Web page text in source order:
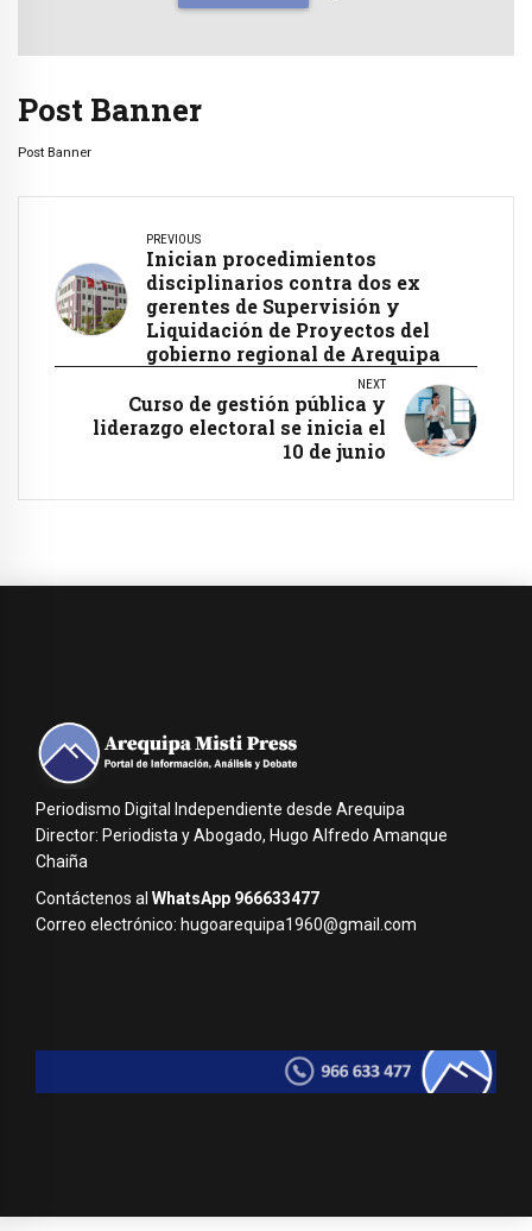
Post Banner
Post Banner
PREVIOUS
Inician procedimientos
disciplinarios contra dos ex
gerentes de Supervisión y
Liquidación de Proyectos del
gobierno regional de Arequipa
NEXT
Curso de gestión pública y
liderazgo electoral se inicia el
10 de junio
Periodismo Digital Independiente desde Arequipa
Director: Periodista y Abogado, Hugo Alfredo Amanque
Chaiña
Contáctenos al WhatsApp 966633477
Correo electrónico: hugoarequipa1960@gmail.com